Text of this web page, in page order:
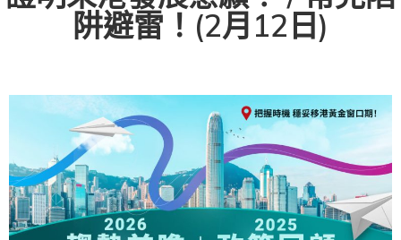
阱避雷！(2月12日)